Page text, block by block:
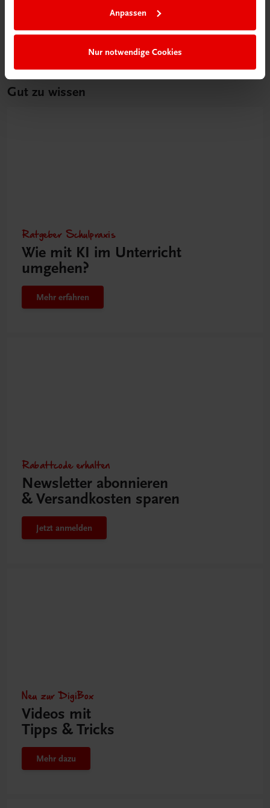
Anpassen
Nur notwendige Cookies
Gut zu wissen
Ratgeber Schulpraxis
Wie mit KI im Unterricht
umgehen?
Mehr erfahren
Rabattcode erhalten
Newsletter abonnieren
& Versandkosten sparen
Jetzt anmelden
Neu zur DigiBox
Videos mit
Tipps & Tricks
Mehr dazu